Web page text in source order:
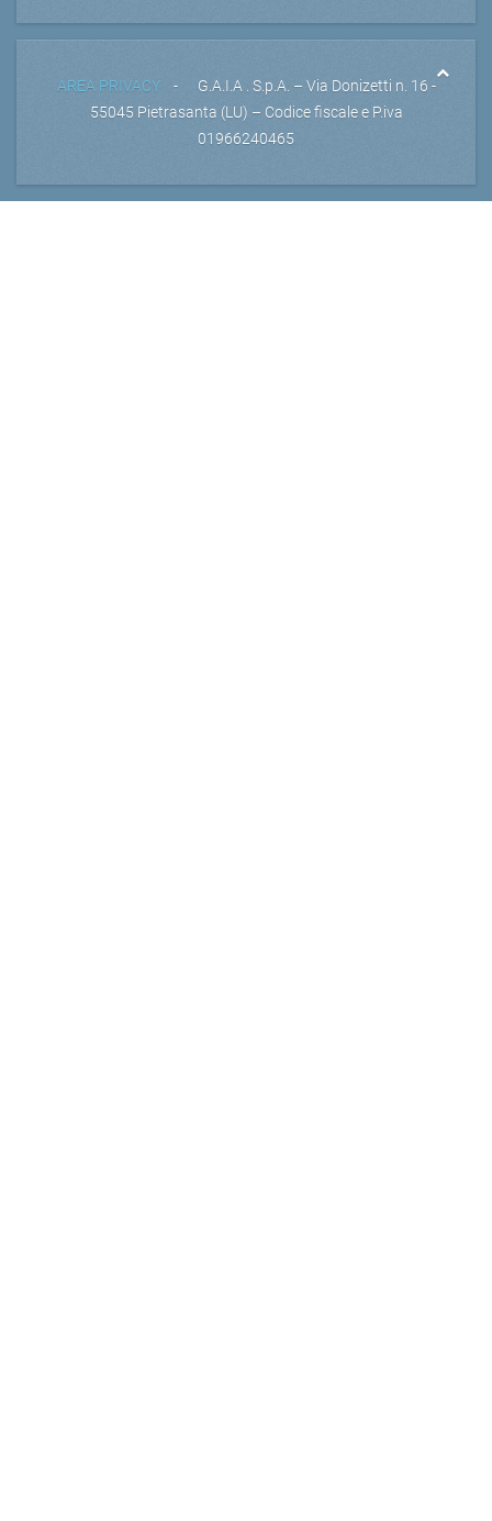
AREA PRIVACY- G.A.I.A . S.p.A. – Via Donizetti n. 16 -
55045 Pietrasanta (LU) – Codice fiscale e P.iva
01966240465